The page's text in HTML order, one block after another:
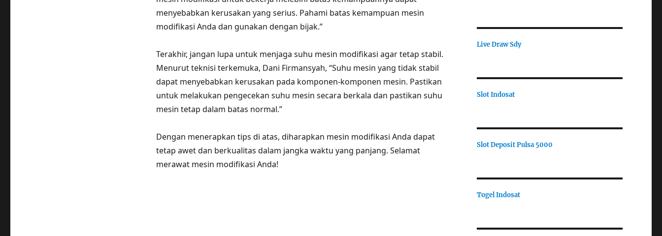
menyebabkan kerusakan yang serius. Pahami batas kemampuan mesin
modifikasi Anda dan gunakan dengan bijak.”
Terakhir, jangan lupa untuk menjaga suhu mesin modifikasi agar tetap stabil.
Menurut teknisi terkemuka, Dani Firmansyah, “Suhu mesin yang tidak stabil
dapat menyebabkan kerusakan pada komponen-komponen mesin. Pastikan
untuk melakukan pengecekan suhu mesin secara berkala dan pastikan suhu
mesin tetap dalam batas normal.”
Dengan menerapkan tips di atas, diharapkan mesin modifikasi Anda dapat
tetap awet dan berkualitas dalam jangka waktu yang panjang. Selamat
merawat mesin modifikasi Anda!
Live Draw Sdy
Slot Indosat
Slot Deposit Pulsa 5000
Togel Indosat